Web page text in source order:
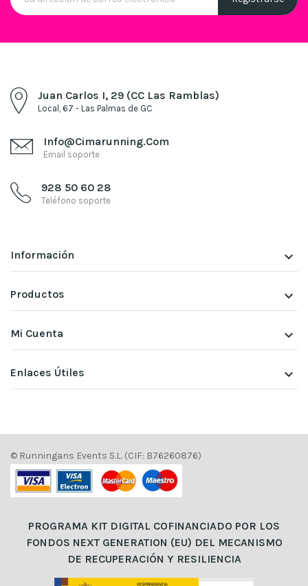
Juan Carlos I, 29 (CC Las Ramblas)
Local, 67 - Las Palmas de GC
Info@cimarunning.com
Email soporte
928 50 60 28
Teléfono soporte
Información keyboard_arrow_down
Productos keyboard_arrow_down
Mi Cuenta keyboard_arrow_down
Enlaces Útiles keyboard_arrow_down
© Runningans Events S.L. (CIF: B76260876)
PROGRAMA KIT DIGITAL COFINANCIADO POR LOS
FONDOS NEXT GENERATION (EU) DEL MECANISMO
DE RECUPERACIÓN Y RESILIENCIA